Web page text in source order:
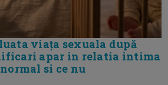
viața sexuala după
apar in relatia intima
si ce nu